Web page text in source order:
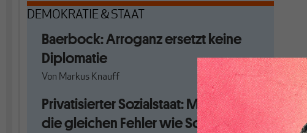
DEMOKRATIE & STAAT
Baerbock: Arroganz ersetzt keine
Diplomatie
Von Markus Knauff
Privatisierter Sozialstaat: Macht nicht
die gleichen Fehler wie Schweden!